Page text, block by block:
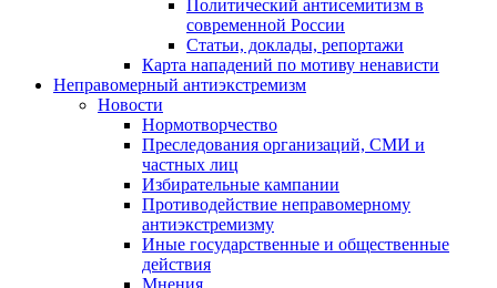
Политический антисемитизм в
современной России
Статьи, доклады, репортажи
Карта нападений по мотиву ненависти
Неправомерный антиэкстремизм
Новости
Нормотворчество
Преследования организаций, СМИ и
частных лиц
Избирательные кампании
Противодействие неправомерному
антиэкстремизму
Иные государственные и общественные
действия